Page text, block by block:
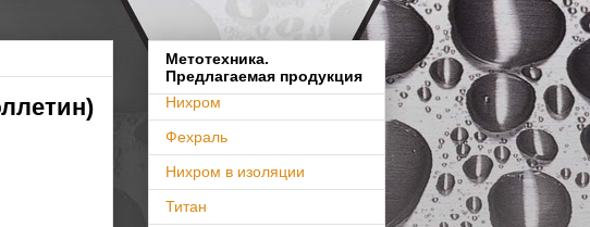
Метотехника.
Предлагаемая продукция
Нихром
Фехраль
Нихром в изоляции
Титан